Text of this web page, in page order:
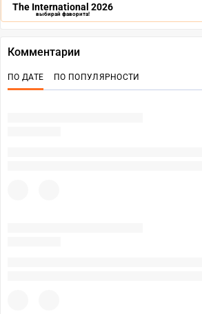
The International 2026
выбирай фаворита!
Комментарии
ПО ДАТЕ ПО ПОПУЛЯРНОСТИ